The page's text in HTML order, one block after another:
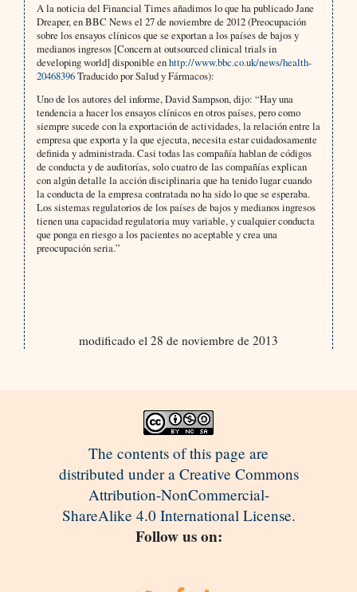
A la noticia del Financial Times añadimos lo que ha publicado Jane
Dreaper, en BBC News el 27 de noviembre de 2012 (Preocupación
sobre los ensayos clínicos que se exportan a los países de bajos y
medianos ingresos [Concern at outsourced clinical trials in
developing world] disponible enhttp://www.bbc.co.uk/news/health-
20468396Traducido por Salud y Fármacos):
Uno de los autores del informe, David Sampson, dijo: “Hay una
tendencia a hacer los ensayos clínicos en otros países, pero como
siempre sucede con la exportación de actividades, la relación entre la
empresa que exporta y la que ejecuta, necesita estar cuidadosamente
definida y administrada. Casi todas las compañía hablan de códigos
de conducta y de auditorías, solo cuatro de las compañías explican
con algún detalle la acción disciplinaria que ha tenido lugar cuando
la conducta de la empresa contratada no ha sido lo que se esperaba.
Los sistemas regulatorios de los países de bajos y medianos ingresos
tienen una capacidad regulatoria muy variable, y cualquier conducta
que ponga en riesgo a los pacientes no aceptable y crea una
preocupación seria.”
modificado el 28 de noviembre de 2013
The contents of this page are
distributed under a Creative Commons
Attribution-NonCommercial-
ShareAlike 4.0 International License.
Follow us on: